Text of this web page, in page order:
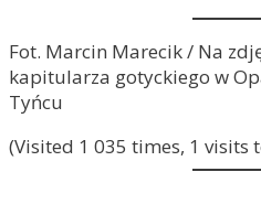
Fot. Marcin Marecik / Na
kapitularza gotyckiego w
Tyńcu
(Visited 1 035 times, 1 visits